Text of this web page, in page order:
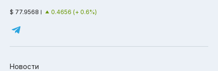
$ 77.9568 0.4656 (+ 0.6%)
Новости